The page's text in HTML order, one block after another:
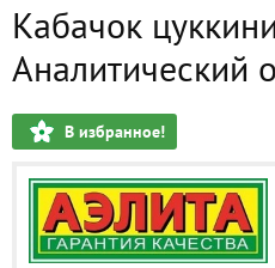
Кабачок
Аналитический
В избранное!